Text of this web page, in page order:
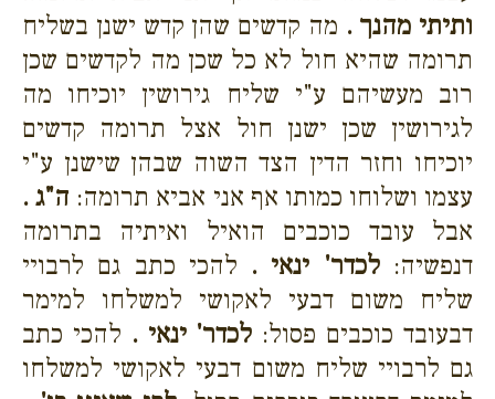
ותיתי מהנך . מה קדשים שהן קדש ישנן בשליח
תרומה שהיא חול לא כל שכן מה לקדשים שכן
רוב מעשיהם ע"י שליח גירושין יוכיחו מה
לגירושין שכן ישנן חול אצל תרומה קדשים
יוכיחו וחזר הדין הצד השוה שבהן שישנן ע"י
עצמו ושלוחו כמותו אף אני אביא תרומה: ה"ג .
אבל עובד כוכבים הואיל ואיתיה בתרומה
דנפשיה:לכדר' ינאי . להכי כתב גם לרבויי
שליח משום דבעי לאקושי למשלחו למימר
דבעובד כוכבים פסול: לכדר' ינאי . להכי כתב
גם לרבויי שליח משום דבעי לאקושי למשלחו